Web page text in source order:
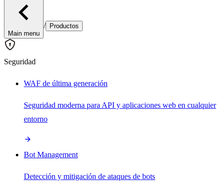
Main menu
/ Productos
Seguridad
WAF de última generación
Seguridad moderna para API y aplicaciones web en cualquier
entorno
Bot Management
Detección y mitigación de ataques de bots